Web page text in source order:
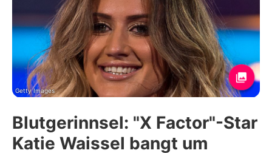
Filme & Serien
Lifestyle
Familie & Liebe
Promiflash Exklusiv
Alle Themen auf Promiflash
Getty Images
Blutgerinnsel: "X Factor"-Star
Katie Waissel bangt um